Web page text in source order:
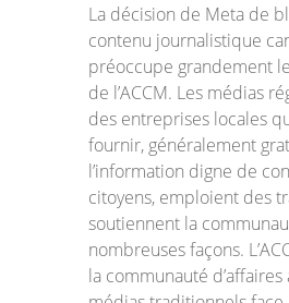
La décision de Meta de
contenu journalistique
préoccupe grandement
de l’ACCM. Les médias
des entreprises locales
fournir, généralement
l’information digne de
citoyens, emploient des
soutiennent la
nombreuses façons.
la communauté